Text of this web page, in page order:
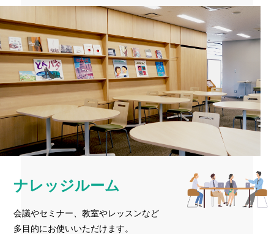
ナレッジルーム
会議やセミナー、教室やレッスンなど
多目的にお使いいただけます。